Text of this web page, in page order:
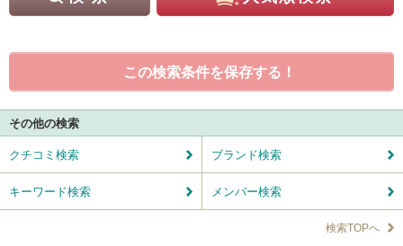
この検索条件を保存する！
その他の検索
クチコミ検索 ブランド検索
キーワード検索 メンバー検索
検索TOPへ